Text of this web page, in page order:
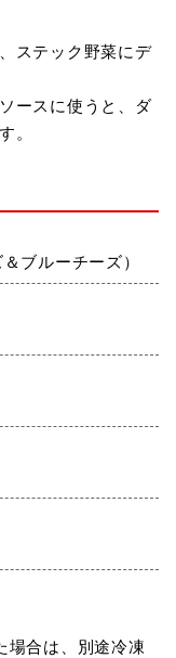
ステック野菜にデ
ースに使うと、ダ
。
ブルーチーズ）
場合は、別途冷凍